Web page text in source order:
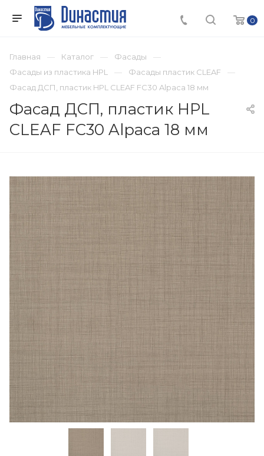
0
Главная Каталог
Фасады
Фасады из пластика HPL
Фасады пластик CLEAF
Фасад ДСП, пластик HPL CLEAF FC30 Alpaca 18 мм
Фасад ДСП, пластик HPL
CLEAF FC30 Alpaca 18 мм